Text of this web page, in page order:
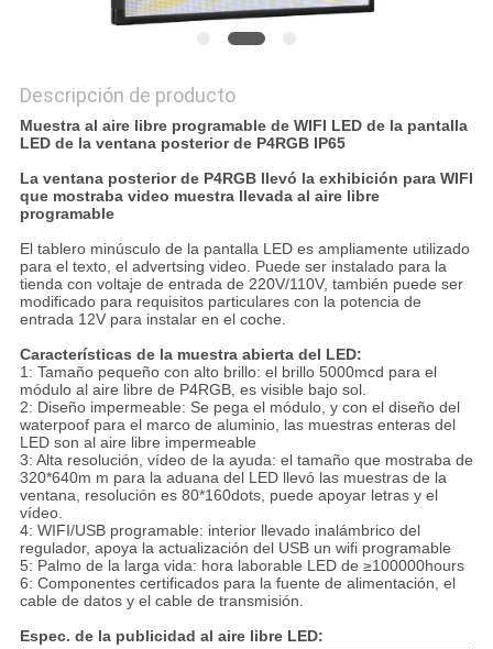
Descripción de producto
Muestra al aire libre programable de WIFI LED de la pantalla
LED de la ventana posterior de P4RGB IP65
La ventana posterior de P4RGB llevó la exhibición para WIFI
que mostraba video muestra llevada al aire libre
programable
El tablero minúsculo de la pantalla LED es ampliamente utilizado
para el texto, el advertsing video. Puede ser instalado para la
tienda con voltaje de entrada de 220V/110V, también puede ser
modificado para requisitos particulares con la potencia de
entrada 12V para instalar en el coche.
Características de la muestra abierta del LED:
1: Tamaño pequeño con alto brillo: el brillo 5000mcd para el
módulo al aire libre de P4RGB, es visible bajo sol.
2: Diseño impermeable: Se pega el módulo, y con el diseño del
waterpoof para el marco de aluminio, las muestras enteras del
LED son al aire libre impermeable
3: Alta resolución, vídeo de la ayuda: el tamaño que mostraba de
320*640m m para la aduana del LED llevó las muestras de la
ventana, resolución es 80*160dots, puede apoyar letras y el
vídeo.
4: WIFI/USB programable: interior llevado inalámbrico del
regulador, apoya la actualización del USB un wifi programable
5: Palmo de la larga vida: hora laborable LED de ≥100000hours
6: Componentes certificados para la fuente de alimentación, el
cable de datos y el cable de transmisión.
Espec. de la publicidad al aire libre LED: